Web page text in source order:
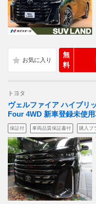
無
料
トヨタ
ヴェルファイア ハイブリ
Four 4WD 新車登録未使
保証付 車両品質保証書付 購入プ